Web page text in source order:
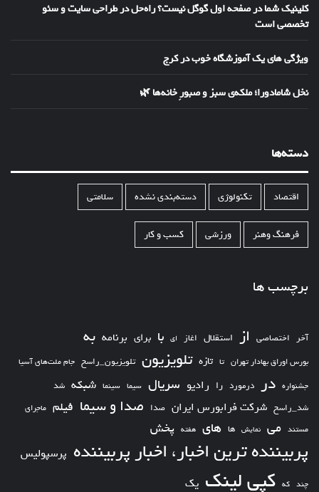
کلینیک شما در صفحه اول گوگل نیست؟ راه‌حل در طراحی سایت و سئو
تخصصی است
ویژگی های یک آموزشگاه خوب در کرج
نخل شامادورا؛ ملکه‌ی سبز و صبورِ خانه‌ها 🌿
دسته‌ها
اقتصاد تکنولوژی دسته‌بندی نشده سلامتی
فرهنگ وهنر ورزشی کسب و کار
برچسب ها
آخر اختصاصی از استقلال اغاز ای با برای برنامه به
بورس اوراق بهادار تهران تا تازه تلویزیون تلویزیون_راسخ جام ملت‌های آسیا
جشنواره در درمورد را رادیو سریال سیما سینما شبکه شد
شد_راسخ شرکت فرابورس ایران صدا صدا و سیما فیلم ماجرای
مستند می نمایش ها های هفته پخش
پربیننده ترین اخبار، اخبار پربیننده پرسپولیس
چند که کپی لینک یک